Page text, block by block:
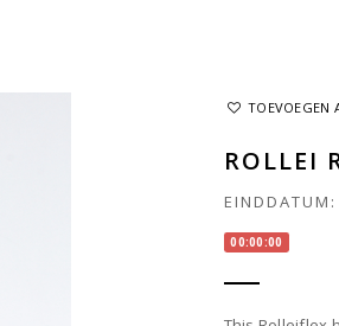
TOEVOEGEN
ROLLEI
EINDDATUM:
00:00:00